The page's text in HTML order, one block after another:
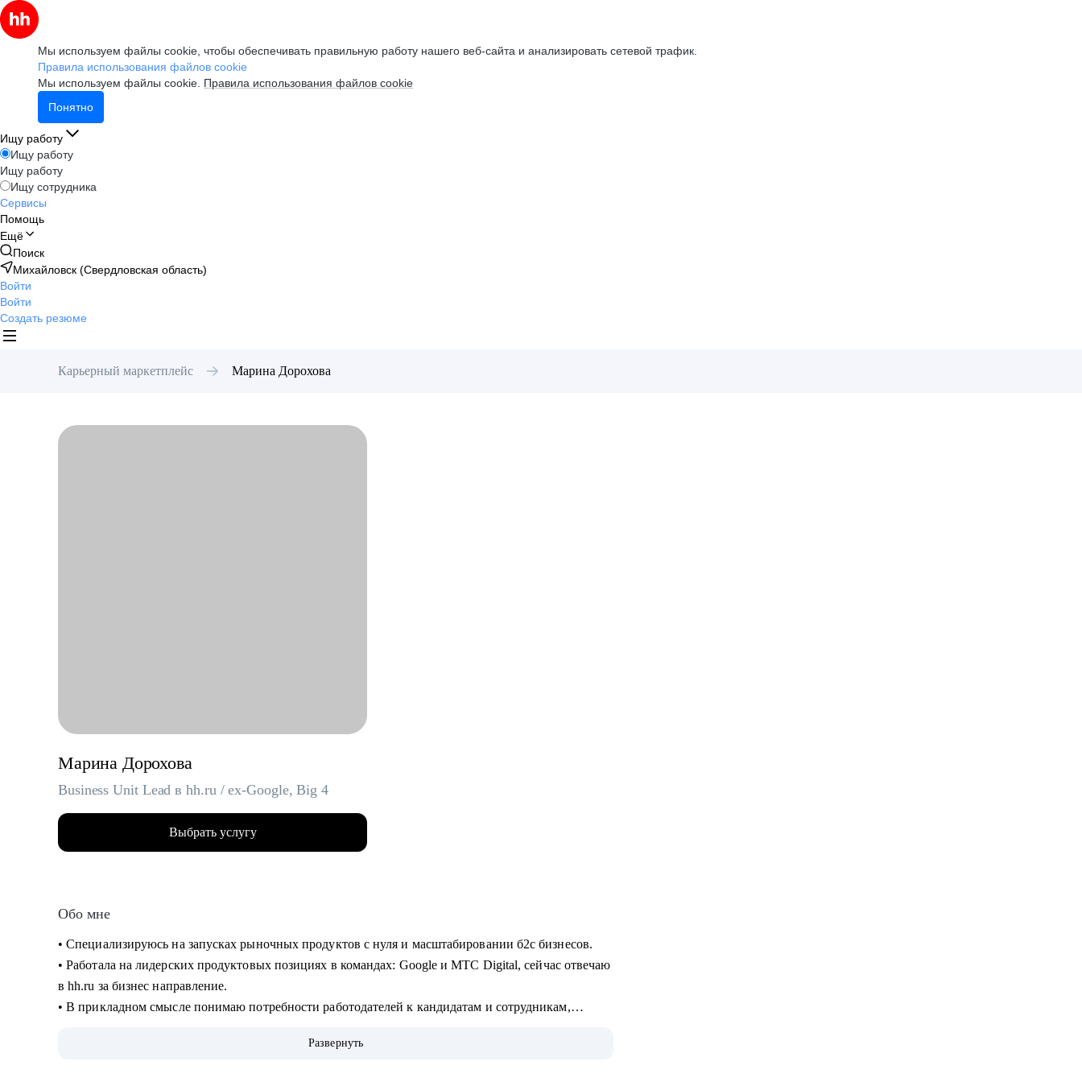
Мы используем файлы cookie, чтобы обеспечивать правильную работу нашего веб-сайта и анализировать сетевой трафик.
Правила использования файлов cookie
Мы используем файлы cookie. Правила использования файлов cookie
Понятно
Ищу работу
Ищу работу
Ищу работу
Ищу сотрудника
Сервисы
Помощь
Ещё
Поиск
Михайловск (Свердловская область)
Войти
Войти
Создать резюме
Карьерный маркетплейс Марина Дорохова
Марина Дорохова
Business Unit Lead в hh.ru / ex-Google, Big 4
Выбрать услугу
Обо мне
• Специализируюсь на запусках рыночных продуктов с нуля и масштабировании б2с бизнесов.
• Работала на лидерских продуктовых позициях в командах: Google и МТС Digital, сейчас отвечаю
в hh.ru за бизнес направление.
• В прикладном смысле понимаю потребности работодателей к кандидатам и сотрудникам,
• Применяю в работе прикладные навыки и знания в AI и ML.
Развернуть